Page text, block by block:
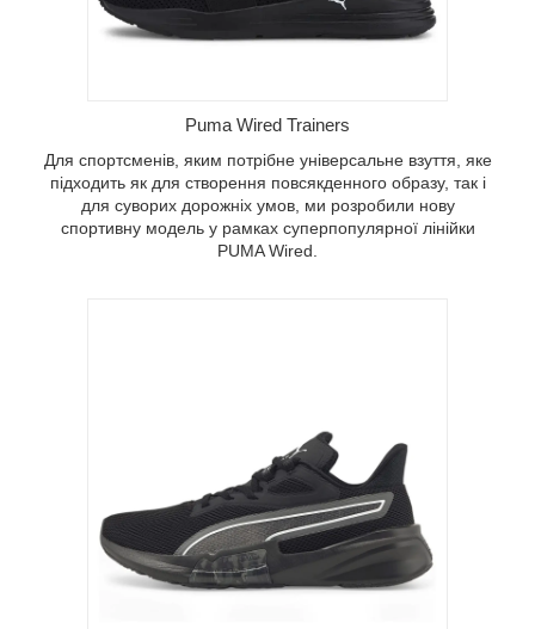
Puma Wired Trainers
Для спортсменів, яким потрібне універсальне взуття, яке
підходить як для створення повсякденного образу, так і
для суворих дорожніх умов, ми розробили нову
спортивну модель у рамках суперпопулярної лінійки
PUMA Wired.